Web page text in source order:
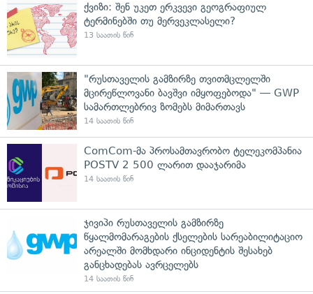
ქვიზი: შენ უკეთ ერკვევი გეოგრაფიულ
ტერმინებში თუ მერვეკლასელი?
13 საათის წინ
"რუსთაველის გამზირზე თვითმცლელში
მცირეწლოვანი ბავშვი იმყოფებოდა" — GWP
სამართლებრივ ზომებს მიმართავს
14 საათის წინ
ComCom-მა პროსამთავრობო ტელეკომპანია
POSTV 2 500 ლარით დააჯარიმა
14 საათის წინ
ჯივიპი რუსთაველის გამზირზე
წყალმომარაგების ქსელების სარეაბილიტაციო
არეალში მომხდარი ინციდენტის შესახებ
განცხადებას ავრცელებს
14 საათის წინ